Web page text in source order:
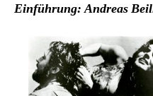
Einführung: Andreas